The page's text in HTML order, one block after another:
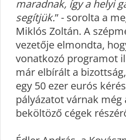
maradnak, így a helyi
segítjük.” - sorolta a
Miklós Zoltán. A
vezetője elmondta,
vonatkozó programot
már elbírált a
egy 50 ezer eurós
pályázatot várnak még
beköltöző cégek